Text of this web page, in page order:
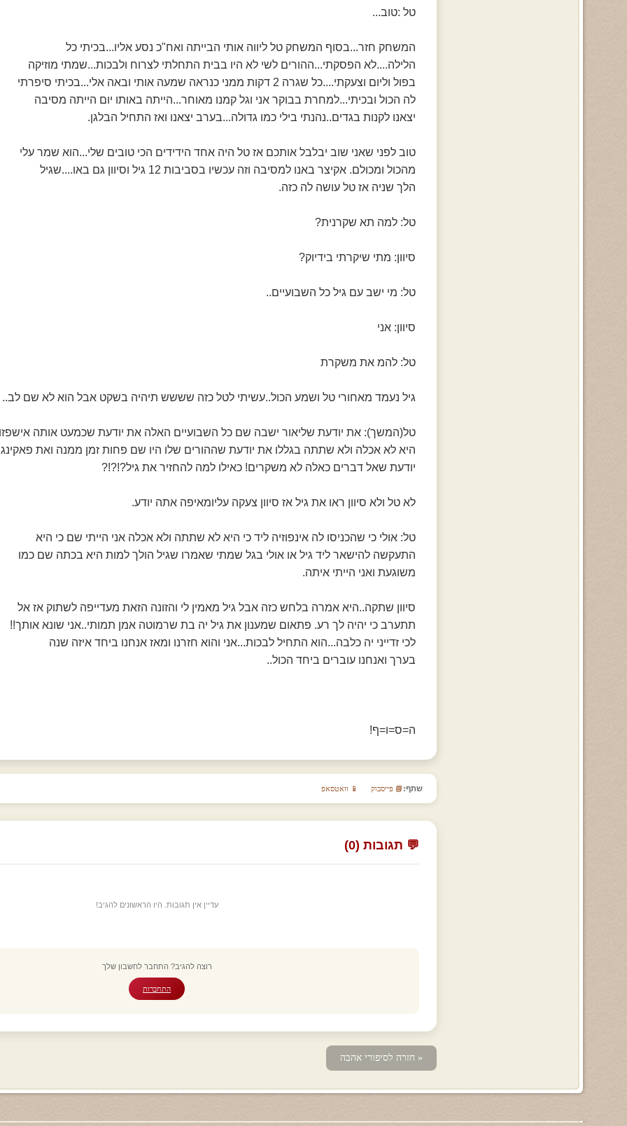
טל :טוב...
המשחק חזר...בסוף המשחק טל ליווה אותי הבייתה ואח"כ נסע אליו...בכיתי כל
הלילה....לא הפסקתי...ההורים לשי לא היו בבית התחלתי לצרוח ולבכות...שמתי מוזיקה
בפול וליום וצעקתי....כל שגרה 2 דקות ממני כנראה שמעה אותי ובאה אלי...בכיתי סיפרתי
לה הכול ובכיתי...למחרת בבוקר אני וגל קמנו מאוחר...הייתה באותו יום הייתה מסיבה
יצאנו לקנות בגדים..נהנתי בילי כמו גדולה...בערב יצאנו ואז התחיל הבלגן.
טוב לפני שאני שוב יבלבל אותכם אז טל היה אחד הידידים הכי טובים שלי...הוא שמר עלי
מהכול ומכולם. אקיצר באנו למסיבה וזה עכשיו בסביבות 12 גיל וסיוון גם באו....שגיל
הלך שניה אז טל עושה לה כזה.
טל: למה תא שקרנית?
סיוון: מתי שיקרתי בידיוק?
טל: מי ישב עם גיל כל השבועיים..
סיוון: אני
טל: להמ את משקרת
גיל נעמד מאחורי טל ושמע הכול..עשיתי לטל כזה שששש תיהיה בשקט אבל הוא לא שם לב..
טל(המשך): את יודעת שליאור ישבה שם כל השבועיים האלה את יודעת שכמעט אותה אישפזו
היא לא אכלה ולא שתתה בגללו את יודעת שההורים שלו היו שם פחות זמן ממנה ואת פאקינג
יודעת שאל דברים כאלה לא משקרים! כאילו למה להחזיר את גיל?!?!?
לא טל ולא סיוון ראו את גיל אז סיוון צעקה עליומאיפה אתה יודע.
טל: אולי כי שהכניסו לה אינפוזיה ליד כי היא לא שתתה ולא אכלה אני הייתי שם כי היא
התעקשה להישאר ליד גיל או אולי בגל שמתי שאמרו שגיל הולך למות היא בכתה שם כמו
משוגעת ואני הייתי איתה.
סיוון שתקה..היא אמרה בלחש כזה אבל גיל מאמין לי והזונה הזאת מעדייפה לשתוק אז אל
תתערב כי יהיה לך רע. פתאום שמענון את גיל יה בת שרמוטה אמן תמותי..אני שונא אותך!!
לכי זדייני יה כלבה...הוא התחיל לבכות...אני והוא חזרנו ומאז אנחנו ביחד איזה שנה
בערך ואנחנו עוברים ביחד הכול..
ה=ס=ו=ף!
שתף: 📘 פייסבוק 📱 וואטסאפ
💬 תגובות (0)
עדיין אין תגובות. היו הראשונים להגיב!
רוצה להגיב? התחבר לחשבון שלך
התחברות
« חזרה לסיפורי אהבה